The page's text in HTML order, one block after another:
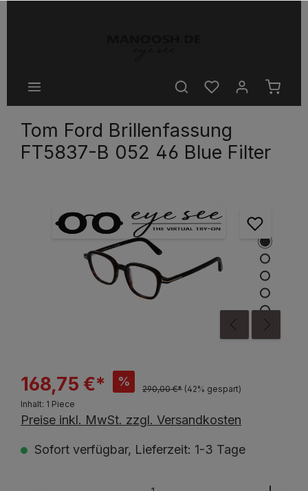
Tom Ford Brillenfassung
FT5837-B 052 46 Blue Filter
168,75 €* %
290,00 €* (42% gespart)
Inhalt: 1 Piece
Preise inkl. MwSt. zzgl. Versandkosten
Sofort verfügbar, Lieferzeit: 1-3 Tage